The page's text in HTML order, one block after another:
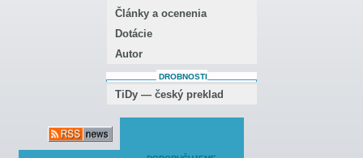
Články a ocenenia
Dotácie
Autor
DROBNOSTI
TiDy — český preklad